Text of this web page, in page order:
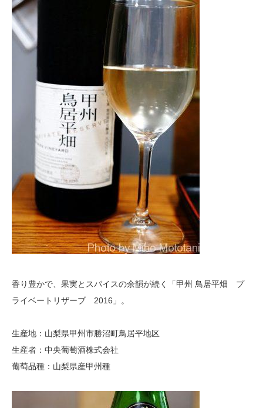
香り豊かで、果実とスパイスの余韻が続く「甲州 鳥居平畑 プ
ライベートリザーブ 2016」。
生産地：山梨県甲州市勝沼町鳥居平地区
生産者：中央葡萄酒株式会社
葡萄品種：山梨県産甲州種